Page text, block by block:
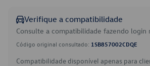
Verifique a compatibilidade
Consulte a compatibilidade fazendo login
Código original consultado: 1SB857002CDQE
Compatibilidade disponível apenas para